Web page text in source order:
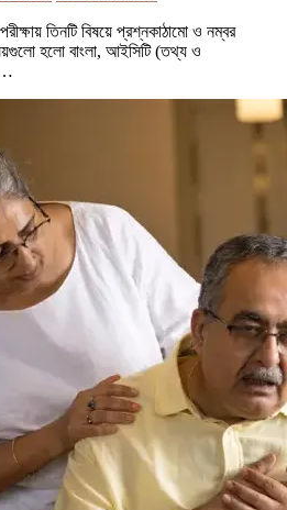
তিনটি বিষয়ে প্রশ্নকাঠামো ও নম্বর
হলো বাংলা, আইসিটি (তথ্য ও